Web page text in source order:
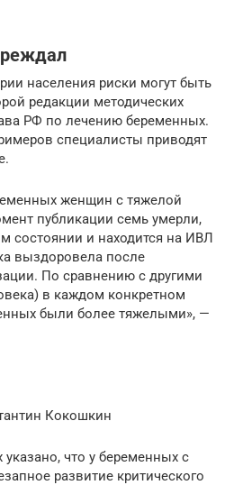
населения риски могут быть
редакции методических
РФ по лечению беременных.
специалисты приводят
женщин с тяжелой
публикации семь умерли,
состоянии и находится на ИВЛ
выздоровела после
По сравнению с другими
в каждом конкретном
были более тяжелыми», —
Кокошкин
что у беременных с
развитие критического